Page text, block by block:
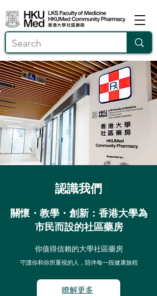
​認識我們
關懷・教學・創新：香港大學為
市民而設的社區藥房
你值得信賴的大學社區藥房
守護你和你所重視的人，陪伴每一段健康旅程
瞭解更多